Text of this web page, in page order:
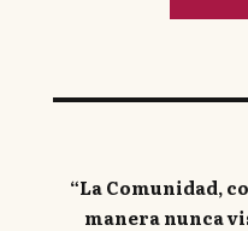
“La Comunidad,
manera nunca